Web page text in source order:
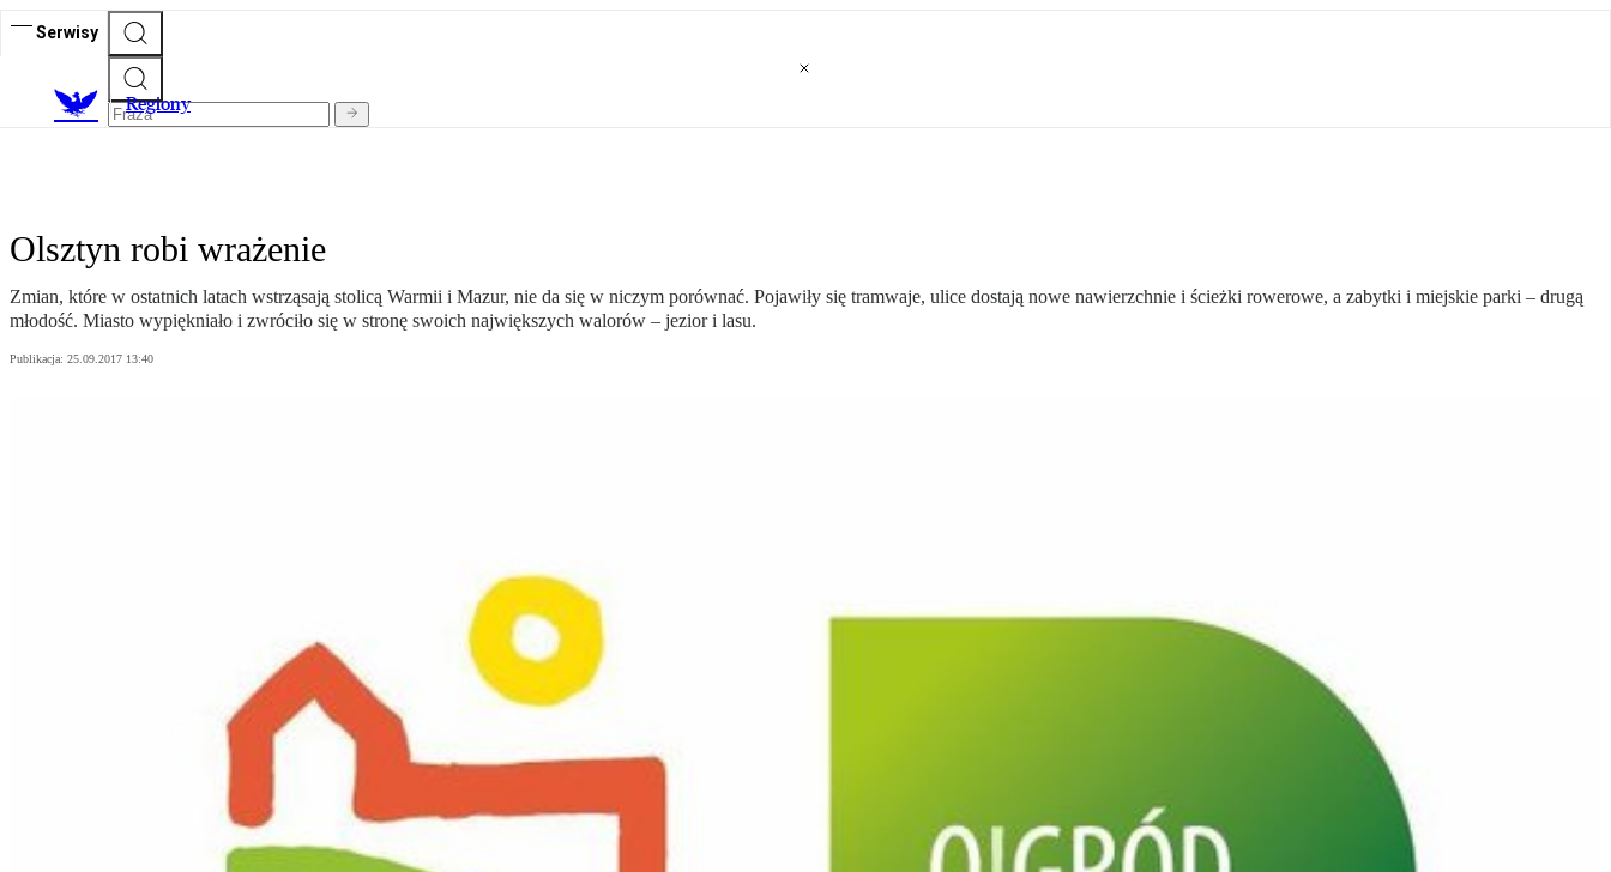
Serwisy
Regiony
Olsztyn robi wrażenie
Zmian, które w ostatnich latach wstrząsają stolicą Warmii i Mazur, nie da się w niczym porównać. Pojawiły się tramwaje, ulice dostają nowe nawierzchnie i ścieżki rowerowe, a zabytki i miejskie parki – drugą
młodość. Miasto wypiękniało i zwróciło się w stronę swoich największych walorów – jezior i lasu.
Publikacja: 25.09.2017 13:40